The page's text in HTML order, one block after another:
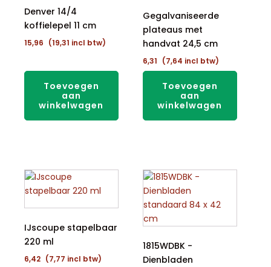
Denver 14/4
koffielepel 11 cm
15,96 (19,31 incl btw)
Toevoegen
aan
winkelwagen
Gegalvaniseerde
plateaus met
handvat 24,5 cm
6,31 (7,64 incl btw)
Toevoegen
aan
winkelwagen
IJscoupe stapelbaar
220 ml
6,42 (7,77 incl btw)
1815WDBK -
Dienbladen